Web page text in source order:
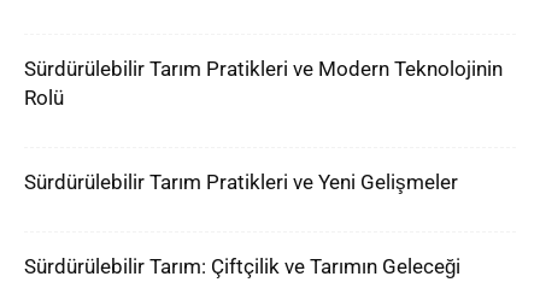
Sürdürülebilir Tarım Pratikleri ve Modern Teknolojinin
Rolü
Sürdürülebilir Tarım Pratikleri ve Yeni Gelişmeler
Sürdürülebilir Tarım: Çiftçilik ve Tarımın Geleceği